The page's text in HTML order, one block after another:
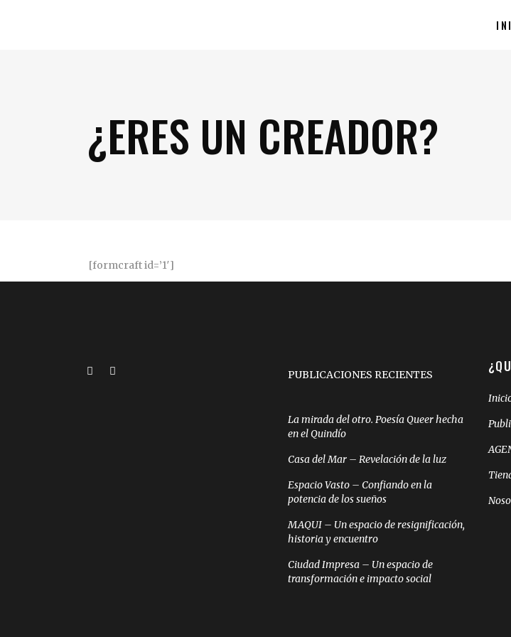
¿ERES UN CREADOR?
[formcraft id=’1′]
PUBLICACIONES RECIENTES
La mirada del otro. Poesía Queer hecha
en el Quindío
Casa del Mar – Revelación de la luz
Espacio Vasto – Confiando en la
potencia de los sueños
MAQUI – Un espacio de resignificación,
historia y encuentro
Ciudad Impresa – Un espacio de
transformación e impacto social